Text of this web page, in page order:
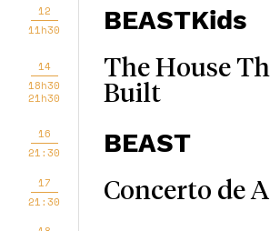
12
11h30
BEASTKids
14
18h30
21h30
The House
Built
16
21:30
BEAST
17
21:30
Concerto de